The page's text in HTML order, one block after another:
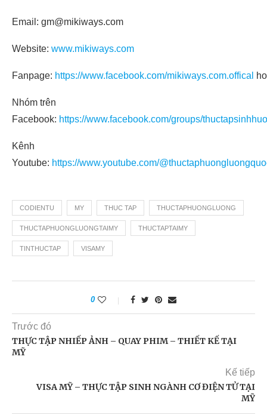
Email: gm@mikiways.com
Website: www.mikiways.com
Fanpage: https://www.facebook.com/mikiways.com.offical
Nhóm trên
Facebook: https://www.facebook.com/groups/
Kênh
Youtube: https://www.youtube.com/
CODIENTU MY THUC TAP THUCTAPHUONGLUONG
THUCTAPHUONGLUONGTAIMY THUCTAPTAIMY
TINTHUCTAP VISAMY
0
Trước đó
THỰC TẬP NHIẾP ẢNH – QUAY PHIM – THIẾT KẾ TẠI
MỸ
Kế tiếp
VISA MỸ – THỰC TẬP SINH NGÀNH CƠ ĐIỆN TỬ TẠI
MỸ